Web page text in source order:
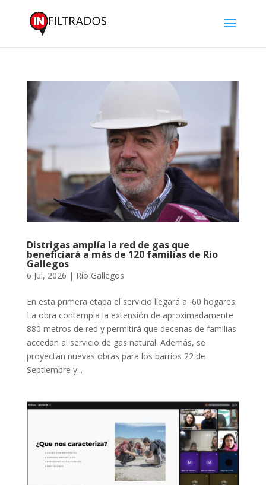
Distrigas amplía la red de gas que
beneficiará a más de 120 familias de Río
Gallegos
6 Jul, 2026 | Río Gallegos
En esta primera etapa el servicio llegará a 60 hogares.
La obra contempla la extensión de aproximadamente
880 metros de red y permitirá que decenas de familias
accedan al servicio de gas natural. Además, se
proyectan nuevas obras para los barrios 22 de
Septiembre y...